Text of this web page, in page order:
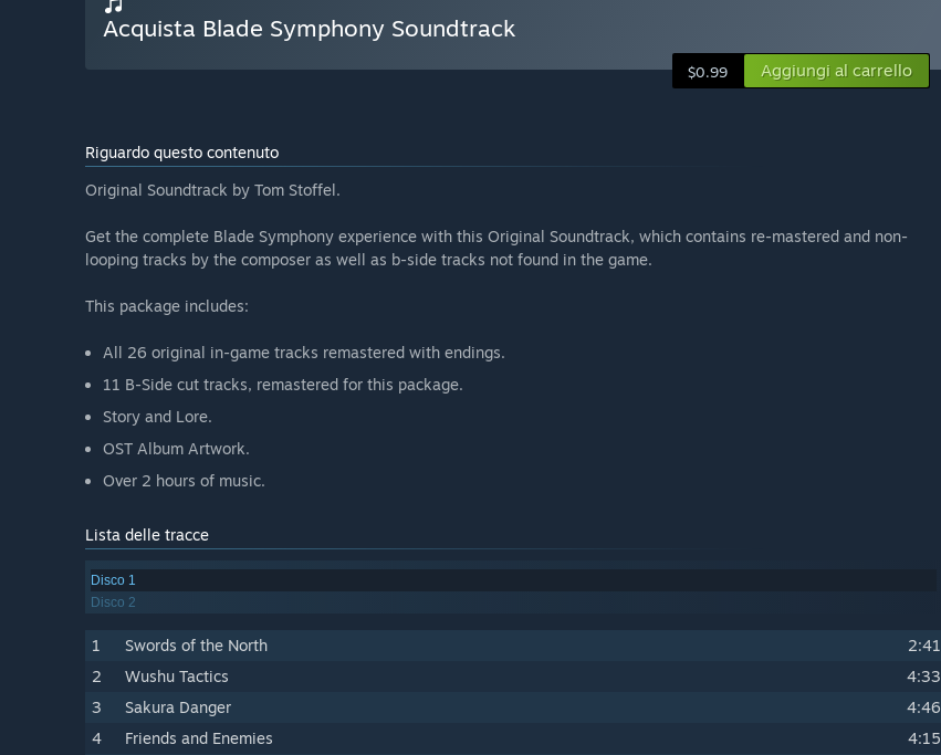
Acquista Blade Symphony Soundtrack
$0.99 Aggiungi al carrello
Riguardo questo contenuto
Original Soundtrack by Tom Stoffel.
Get the complete Blade Symphony experience with this Original Soundtrack, which contains re-mastered and non-
looping tracks by the composer as well as b-side tracks not found in the game.
This package includes:
All 26 original in-game tracks remastered with endings.
11 B-Side cut tracks, remastered for this package.
Story and Lore.
OST Album Artwork.
Over 2 hours of music.
Lista delle tracce
Disco 1
Disco 2
1 Swords of the North
2:41
2
Wushu Tactics
4:33
3
Sakura Danger
4:46
4
Friends and Enemies
4:15